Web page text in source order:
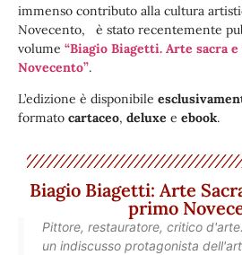
immenso contributo alla cultura
Novecento, è stato recentemente
volume “Biagio Biagetti. Arte sacra
Novecento”.
L’edizione è disponibile
formato cartaceo, deluxe e ebook.
Biagio Biagetti: Arte
primo
Pittore, restauratore, critico
un indiscusso protagonista